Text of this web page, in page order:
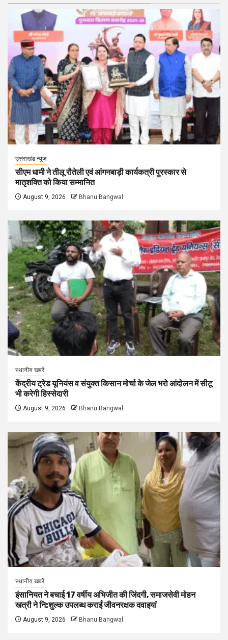
उत्तराखंड न्यूज़
सीएम धामी ने तीलू रौतेली एवं आंगनबाड़ी कार्यकत्री पुरस्कार से
मातृशक्ति को किया सम्मानित
August 9, 2026 Bhanu Bangwal
स्थानीय खबरें
केंद्रीय ट्रेड यूनियंस व संयुक्त किसान मोर्चा के जेल भरो आंदोलन में सीटू
भी करेगी हिस्सेदारी
August 9, 2026 Bhanu Bangwal
स्थानीय खबरें
इंसानियत ने बचाई 17 वर्षीय अभिजीत की जिंदगी, समाजसेवी मोहन
खत्री ने नि:शुल्क उपलब्ध कराईं जीवनरक्षक दवाइयां
August 9, 2026 Bhanu Bangwal